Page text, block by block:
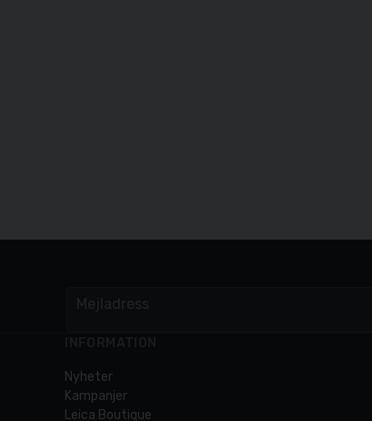
Nyheter
Kampanjer
Leica Boutique